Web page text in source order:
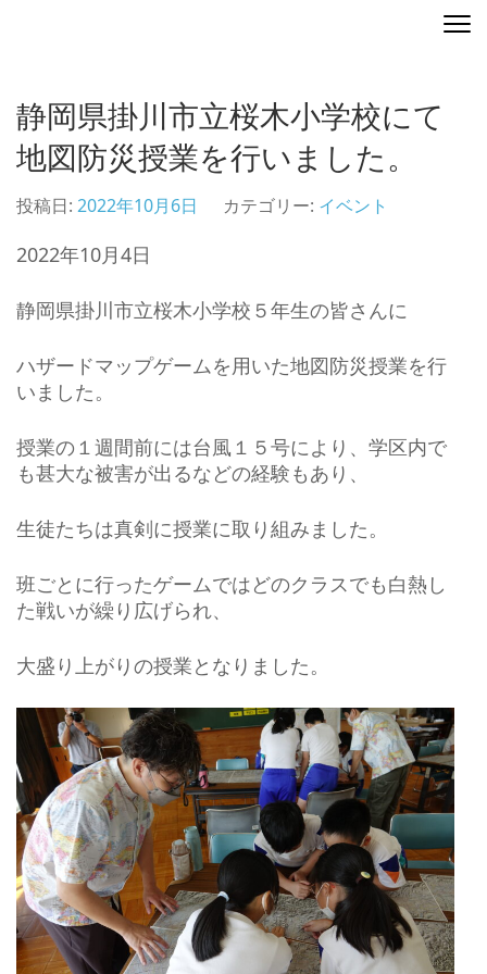
ツ
ス
キ
ッ
プ
を
押
静岡県掛川市立桜木小学校にて
地図防災授業を行いました。
投稿日: 2022年10月6日 カテゴリー: イベント
2022年10月4日
静岡県掛川市立桜木小学校５年生の皆さんに
ハザードマップゲームを用いた地図防災授業を行
いました。
授業の１週間前には台風１５号により、学区内で
も甚大な被害が出るなどの経験もあり、
生徒たちは真剣に授業に取り組みました。
班ごとに行ったゲームではどのクラスでも白熱し
た戦いが繰り広げられ、
大盛り上がりの授業となりました。